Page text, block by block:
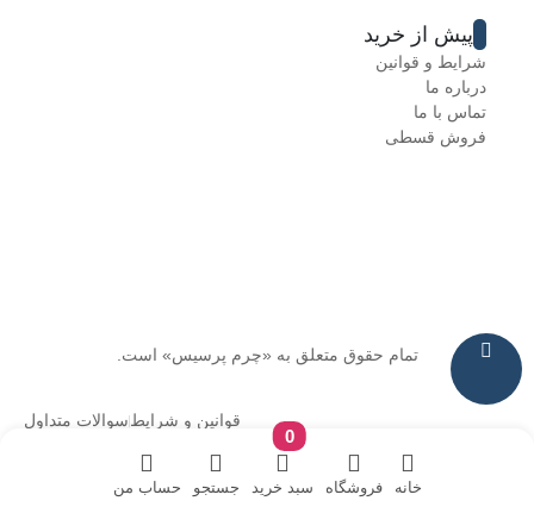
پیش از خرید
شرایط و قوانین
درباره ما
تماس با ما
فروش قسطی
تمام حقوق متعلق به «چرم پرسیس» است.
قوانین و شرایطسوالات متداول
خانه فروشگاه
0
سبد خرید جستجو حساب من